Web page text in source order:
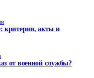
критерии, акты и
от военной службы?